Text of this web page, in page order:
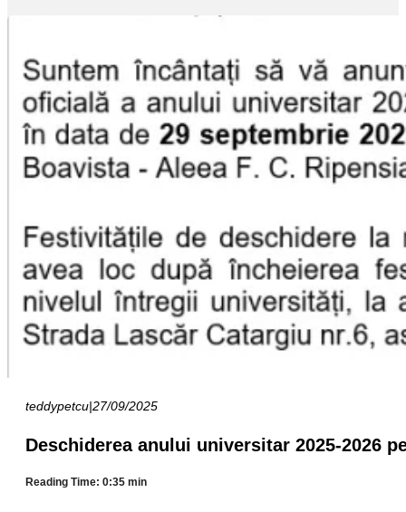
teddypetcu|27/09/2025
Deschiderea anului universitar 2025-2026
Reading Time: 0:35 min